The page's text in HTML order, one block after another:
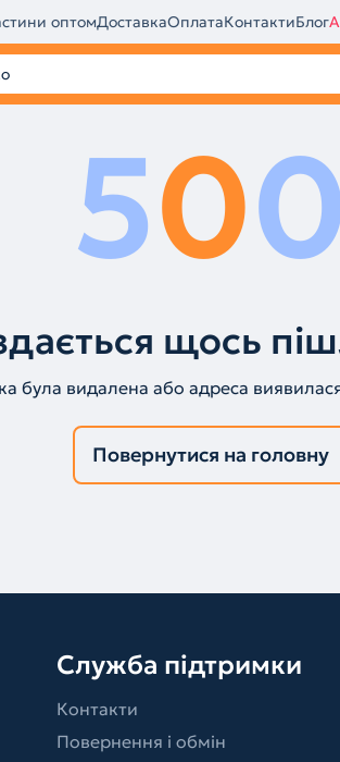
оптомДоставкаОплатаКонтактиБлог
50
щось
була видалена або адреса
Повернутися на головну
Служба підтримки
Контакти
Повернення і обмін